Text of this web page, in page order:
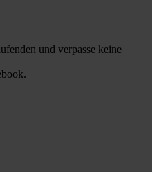
und verpasse keine